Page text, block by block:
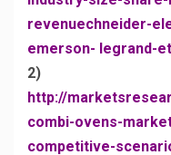
revenuechneider-
emerson- legrand-
2)
http://
combi-ovens-
competitive-